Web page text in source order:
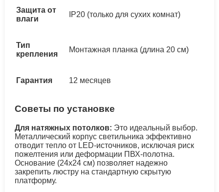
Защита от
влаги
IP20 (только для сухих комнат)
Тип
крепления
Монтажная планка (длина 20 см)
Гарантия 12 месяцев
Советы по установке
Для натяжных потолков: Это идеальный выбор.
Металлический корпус светильника эффективно
отводит тепло от LED-источников, исключая риск
пожелтения или деформации ПВХ-полотна.
Основание (24х24 см) позволяет надежно
закрепить люстру на стандартную скрытую
платформу.